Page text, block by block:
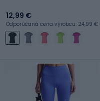
12,99 €
Odporúčaná cena výrobcu: 24,99 €